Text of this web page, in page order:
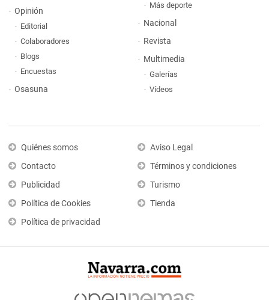
Opinión
Editorial
Colaboradores
Blogs
Encuestas
Osasuna
Más deporte
Nacional
Revista
Multimedia
Galerías
Vídeos
Quiénes somos
Contacto
Publicidad
Política de Cookies
Política de privacidad
Aviso Legal
Términos y condiciones
Turismo
Tienda